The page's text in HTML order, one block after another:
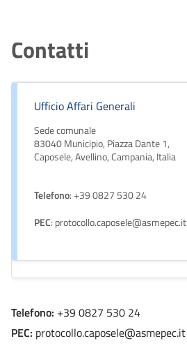
Contatti
Ufficio Affari Generali
Sede comunale
83040 Municipio, Piazza Dante 1,
Caposele, Avellino, Campania, Italia
Telefono: +39 0827 530 24
PEC: protocollo.caposele@asmepec.it
Telefono: +39 0827 530 24
PEC: protocollo.caposele@asmepec.it